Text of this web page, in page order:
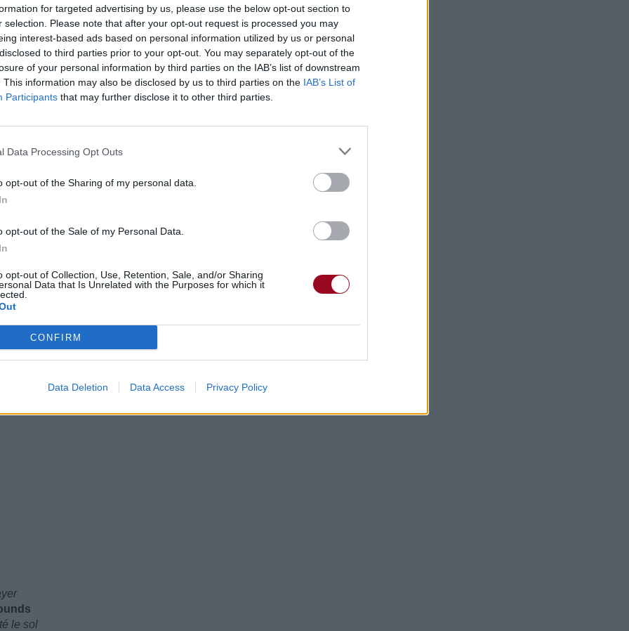
for targeted advertising by us, please use the below opt-out section to
selection. Please note that after your opt-out request is processed you may
interest-based ads based on personal information utilized by us or personal
to third parties prior to your opt-out. You may separately opt-out of the
of your personal information by third parties on the IAB’s list of downstream
This information may also be disclosed by us to third parties on the IAB’s List of
Participants that may further disclose it to other third parties.
Data Processing Opt Outs
opt-out of the Sharing of my personal data.
opt-out of the Sale of my Personal Data.
opt-out of Collection, Use, Retention, Sale, and/or Sharing
Data that Is Unrelated with the Purposes for which it
CONFIRM
Data Deletion Data Access Privacy Policy
clous
back
your gun
trouver
le sol